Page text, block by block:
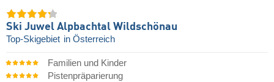
Ski Juwel Alpbachtal Wildschönau
Top-Skigebiet in Österreich
Familien und Kinder
Pistenpräparierung